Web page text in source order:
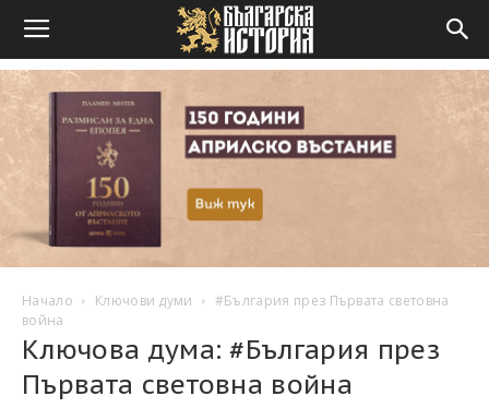
Начало Ключови думи
#България през Първата световна
война
Ключова дума: #България през
Първата световна война